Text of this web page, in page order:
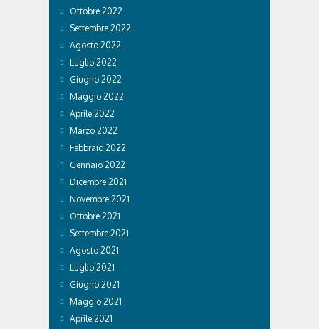
Ottobre 2022
Settembre 2022
Agosto 2022
Luglio 2022
Giugno 2022
Maggio 2022
Aprile 2022
Marzo 2022
Febbraio 2022
Gennaio 2022
Dicembre 2021
Novembre 2021
Ottobre 2021
Settembre 2021
Agosto 2021
Luglio 2021
Giugno 2021
Maggio 2021
Aprile 2021